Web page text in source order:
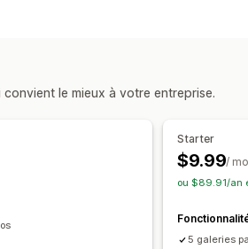
mobile
le mieux à votre entreprise.
Starter
$9.99/
ou $89.91/an
5 galeries